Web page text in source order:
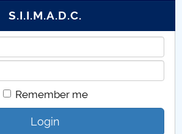
DPPD
de înscriere la Nivelul II
monospecializare
dublă specializare
S.I.I.M.A.D.C.
Remember me
Login